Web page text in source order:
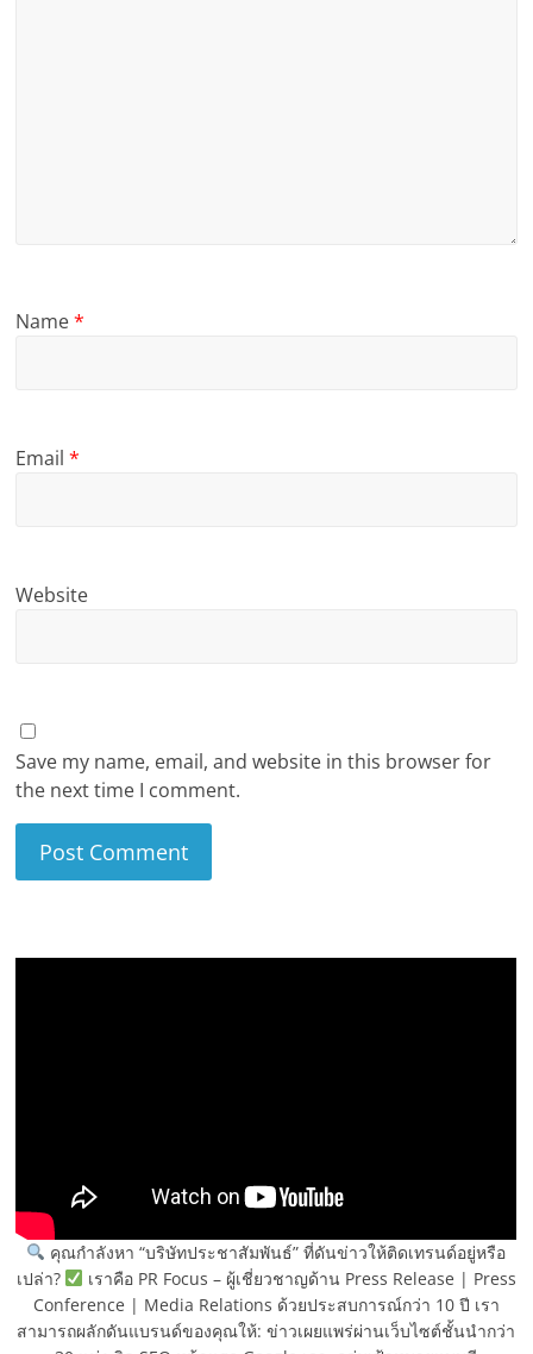
Name*
Email*
Website
Save my name, email, and website in this browser for
the next time I comment.
คุณกำลังหา “บริษัทประชาสัมพันธ์” ที่ดันข่าวให้ติดเทรนด์อยู่หรือ
เปล่า?
เราคือ PR Focus – ผู้เชี่ยวชาญด้าน Press Release | Press
Conference | Media Relations ด้วยประสบการณ์กว่า 10 ปี เรา
สามารถผลักดันแบรนด์ของคุณให้: ข่าวเผยแพร่ผ่านเว็บไซต์ชั้นนำกว่า